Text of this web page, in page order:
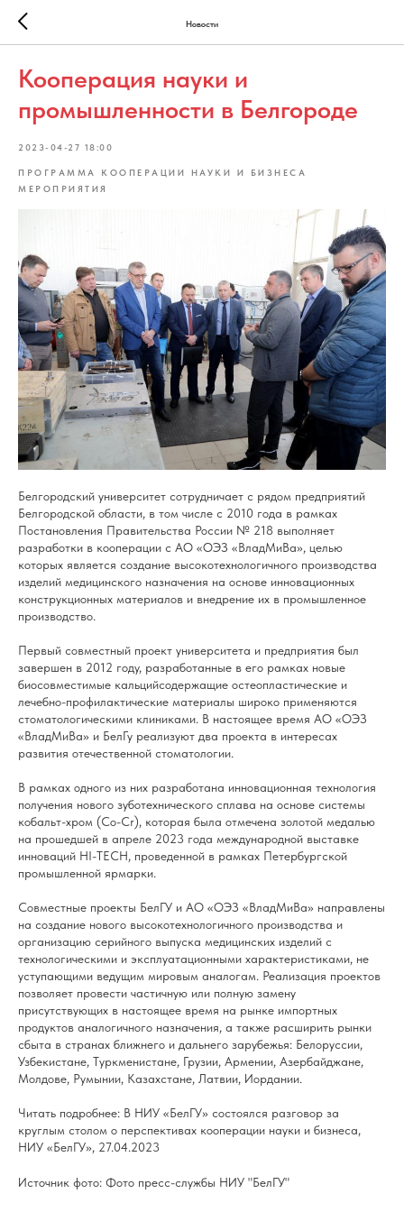
Новости
Кооперация науки и
промышленности в Белгороде
2023-04-27 18:00
ПРОГРАММА КООПЕРАЦИИ НАУКИ И БИЗНЕСА
МЕРОПРИЯТИЯ
Белгородский университет сотрудничает с рядом предприятий
Белгородской области, в том числе с 2010 года в рамках
Постановления Правительства России № 218 выполняет
разработки в кооперации с АО «ОЭЗ «ВладМиВа», целью
которых является создание высокотехнологичного производства
изделий медицинского назначения на основе инновационных
конструкционных материалов и внедрение их в промышленное
производство.
Первый совместный проект университета и предприятия был
завершен в 2012 году, разработанные в его рамках новые
биосовместимые кальцийсодержащие остеопластические и
лечебно-профилактические материалы широко применяются
стоматологическими клиниками. В настоящее время АО «ОЭЗ
«ВладМиВа» и БелГу реализуют два проекта в интересах
развития отечественной стоматологии.
В рамках одного из них разработана инновационная технология
получения нового зуботехнического сплава на основе системы
кобальт-хром (Со-Cr), которая была отмечена золотой медалью
на прошедшей в апреле 2023 года международной выставке
инноваций HI-TECH, проведенной в рамках Петербургской
промышленной ярмарки.
Совместные проекты БелГУ и АО «ОЭЗ «ВладМиВа» направлены
на создание нового высокотехнологичного производства и
организацию серийного выпуска медицинских изделий с
технологическими и эксплуатационными характеристиками, не
уступающими ведущим мировым аналогам. Реализация проектов
позволяет провести частичную или полную замену
присутствующих в настоящее время на рынке импортных
продуктов аналогичного назначения, а также расширить рынки
сбыта в странах ближнего и дальнего зарубежья: Белоруссии,
Узбекистане, Туркменистане, Грузии, Армении, Азербайджане,
Молдове, Румынии, Казахстане, Латвии, Иордании.
Читать подробнее: В НИУ «БелГУ» состоялся разговор за
круглым столом о перспективах кооперации науки и бизнеса,
НИУ «БелГУ», 27.04.2023
Источник фото: Фото пресс-службы НИУ "БелГУ"